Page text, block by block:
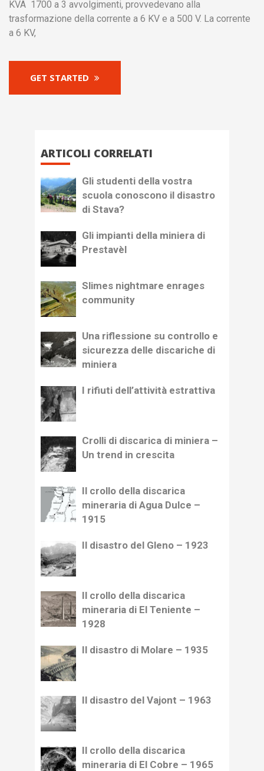
KVA 1700 a 3 avvolgimenti, provvedevano alla
trasformazione della corrente a 6 KV e a 500 V. La corrente
a 6 KV,
GET STARTED
ARTICOLI CORRELATI
Gli studenti della vostra
scuola conoscono il disastro
di Stava?
Gli impianti della miniera di
Prestavèl
Slimes nightmare enrages
community
Una riflessione su controllo e
sicurezza delle discariche di
miniera
I rifiuti dell’attività estrattiva
Crolli di discarica di miniera –
Un trend in crescita
Il crollo della discarica
mineraria di Agua Dulce –
1915
Il disastro del Gleno – 1923
Il crollo della discarica
mineraria di El Teniente –
1928
Il disastro di Molare – 1935
Il disastro del Vajont – 1963
Il crollo della discarica
mineraria di El Cobre – 1965